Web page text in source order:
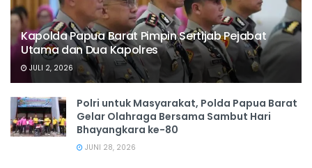
Kapolda Papua Barat Pimpin Sertijab Pejabat
Utama dan Dua Kapolres
JULI 2, 2026
Polri untuk Masyarakat, Polda Papua Barat
Gelar Olahraga Bersama Sambut Hari
Bhayangkara ke-80
JUNI 28, 2026